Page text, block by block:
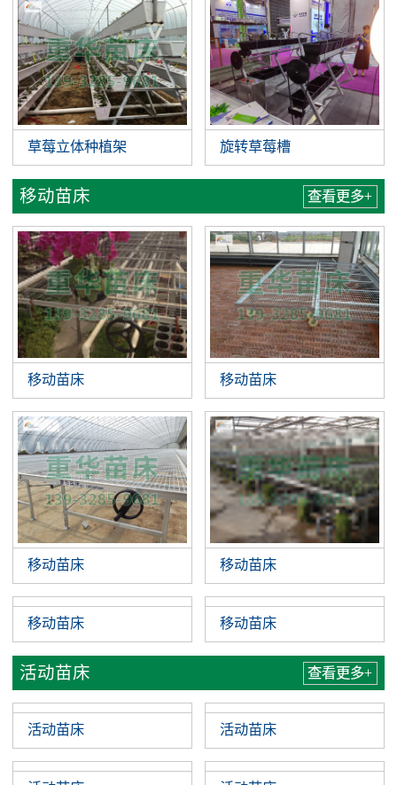
草莓立体种植架 旋转草莓槽
移动苗床 查看更多+
移动苗床 移动苗床
移动苗床 移动苗床
移动苗床
移动苗床